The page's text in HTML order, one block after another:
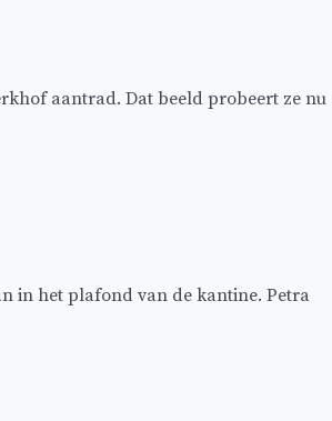
aantrad. Dat beeld probeert ze nu
in het plafond van de kantine. Petra